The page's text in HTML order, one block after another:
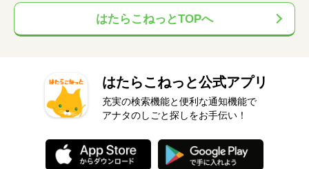
はたらこねっとTOPへ
はたらこねっと公式アプリ
充実の検索機能と便利な通知機能で
アナタのしごと探しをお手伝い！